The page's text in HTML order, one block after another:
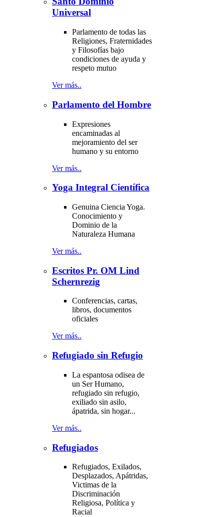
Universal
Parlamento de todas las
Religiones, Fraternidades
y Filosofías bajo
condiciones de ayuda y
respeto mutuo
Ver más..
Parlamento del Hombre
Expresiones
encaminadas al
mejoramiento del ser
humano y su entorno
Ver más..
Yoga Integral Científica
Genuina Ciencia Yoga.
Conocimiento y
Dominio de la
Naturaleza Humana
Ver más..
Escritos Pr. OM Lind
Schernrezig
Conferencias, cartas,
libros, documentos
oficiales
Ver más..
Refugiado sin Refugio
La espantosa odisea de
un Ser Humano,
refugiado sin refugio,
exiliado sin asilo,
ápatrida, sin hogar...
Ver más..
Refugiados
Refugiados, Exilados,
Desplazados, Apátridas,
Victimas de la
Discriminación
Religiosa, Política y
Racial